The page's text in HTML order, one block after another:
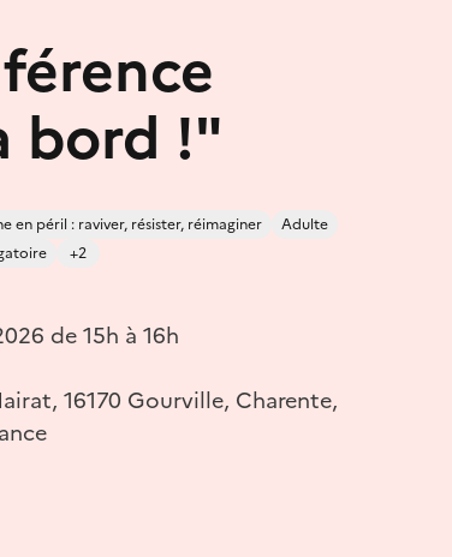
bord !"
en péril : raviver, résister, réimaginer
Adulte
+2
de 15h à 16h
16170 Gourville, Charente,